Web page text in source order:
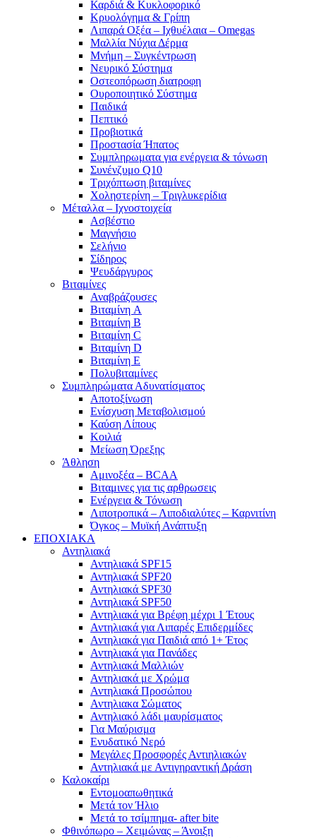
Καρδιά & Κυκλοφορικό
Κρυολόγημα & Γρίπη
Λιπαρά Οξέα – Ιχθυέλαια – Omegas
Μαλλία Νύχια Δέρμα
Μνήμη – Συγκέντρωση
Νευρικό Σύστημα
Οστεοπόρωση διατροφη
Ουροποιητικό Σύστημα
Παιδικά
Πεπτικό
Προβιοτικά
Προστασία Ήπατος
Συμπληρωματα για ενέργεια & τόνωση
Συνένζυμο Q10
Τριχόπτωση βιταμίνες
Χοληστερίνη – Τριγλυκερίδια
Μέταλλα – Ιχνοστοιχεία
Ασβέστιο
Μαγνήσιο
Σελήνιο
Σίδηρος
Ψευδάργυρος
Βιταμίνες
Αναβράζουσες
Βιταμίνη A
Βιταμίνη B
Βιταμίνη C
Βιταμίνη D
Βιταμίνη E
Πολυβιταμίνες
Συμπληρώματα Αδυνατίσματος
Αποτοξίνωση
Ενίσχυση Μεταβολισμού
Καύση Λίπους
Κοιλιά
Μείωση Όρεξης
Άθληση
Αμινοξέα – BCAA
Βιταμινες για τις αρθρωσεις
Ενέργεια & Τόνωση
Λιποτροπικά – Λιποδιαλύτες – Καρνιτίνη
Όγκος – Μυϊκή Ανάπτυξη
ΕΠΟΧΙΑΚΑ
Αντηλιακά
Αντηλιακά SPF15
Αντηλιακά SPF20
Αντηλιακά SPF30
Αντηλιακά SPF50
Αντηλιακά για Βρέφη μέχρι 1 Έτους
Αντηλιακά για Λιπαρές Επιδερμίδες
Αντηλιακά για Παιδιά από 1+ Έτος
Αντηλιακά για Πανάδες
Αντηλιακά Μαλλιών
Αντηλιακά με Χρώμα
Αντηλιακά Προσώπου
Αντηλιακα Σώματος
Αντηλιακό λάδι μαυρίσματος
Για Μαύρισμα
Ενυδατικό Νερό
Μεγάλες Προσφορές Αντιηλιακών
Αντηλιακά με Αντιγηραντική Δράση
Καλοκαίρι
Εντομοαπωθητικά
Μετά τον Ήλιο
Μετά το τσίμπημα- after bite
Φθινόπωρο – Χειμώνας – Άνοιξη